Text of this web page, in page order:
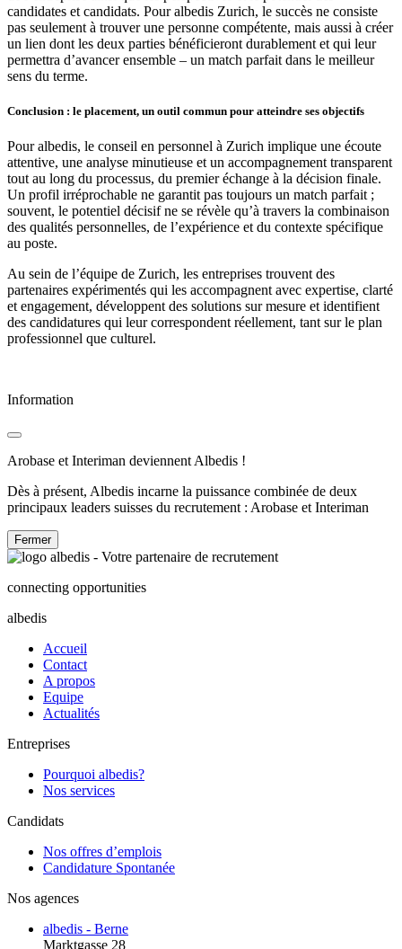
candidates et candidats. Pour albedis Zurich, le succès ne consiste
pas seulement à trouver une personne compétente, mais aussi à créer
un lien dont les deux parties bénéficieront durablement et qui leur
permettra d’avancer ensemble – un match parfait dans le meilleur
sens du terme.
Conclusion : le placement, un outil commun pour atteindre ses objectifs
Pour albedis, le conseil en personnel à Zurich implique une écoute
attentive, une analyse minutieuse et un accompagnement transparent
tout au long du processus, du premier échange à la décision finale.
Un profil irréprochable ne garantit pas toujours un match parfait ;
souvent, le potentiel décisif ne se révèle qu’à travers la combinaison
des qualités personnelles, de l’expérience et du contexte spécifique
au poste.
Au sein de l’équipe de Zurich, les entreprises trouvent des
partenaires expérimentés qui les accompagnent avec expertise, clarté
et engagement, développent des solutions sur mesure et identifient
des candidatures qui leur correspondent réellement, tant sur le plan
professionnel que culturel.
Information
Arobase et Interiman deviennent Albedis !
Dès à présent, Albedis incarne la puissance combinée de deux
principaux leaders suisses du recrutement : Arobase et Interiman
Fermer
connecting opportunities
albedis
Accueil
Contact
A propos
Equipe
Actualités
Entreprises
Pourquoi albedis?
Nos services
Candidats
Nos offres d’emplois
Candidature Spontanée
Nos agences
albedis - Berne
Marktgasse 28